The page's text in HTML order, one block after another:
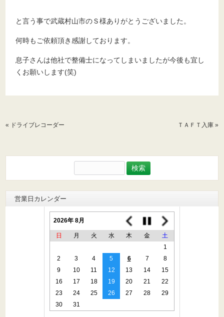
と言う事で武蔵村山市のＳ様ありがとうございました。
何時もご依頼頂き感謝しております。
息子さんは他社で整備士になってしまいましたが今後も宜し
くお願いします(笑)
« ドライブレコーダー ＴＡＦＴ入庫»
索:
営業日カレンダー
2026年 8月
日 月 火 水 木 金
土
1
2
3 4 5 6 7
8
9
10 11 12 13 14
15
16
17 18 19 20 21
22
23
24 25 26 27 28
29
30
31